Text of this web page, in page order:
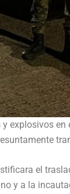
explosivos
el
y a la